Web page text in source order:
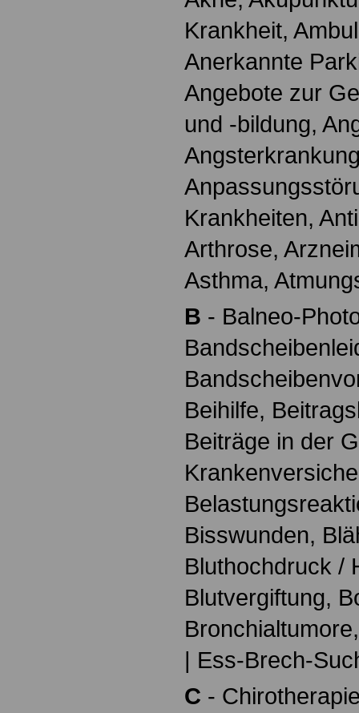
Krankheit,
Anerkannte
Angebote zur
und -bildung,
Krankheiten,
Arthrose,
Asthma,
B - Balneo-
Beihilfe,
Beiträge in der
Bisswunden,
Bluthochdruck /
Blutvergiftung,
| Ess-Brech-
C -